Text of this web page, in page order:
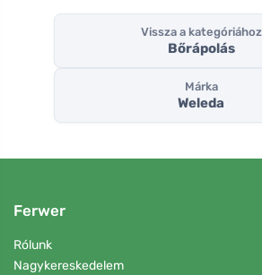
Vissza a kategóriához
Bőrápolás
Márka
Weleda
Ferwer
Rólunk
Nagykereskedelem